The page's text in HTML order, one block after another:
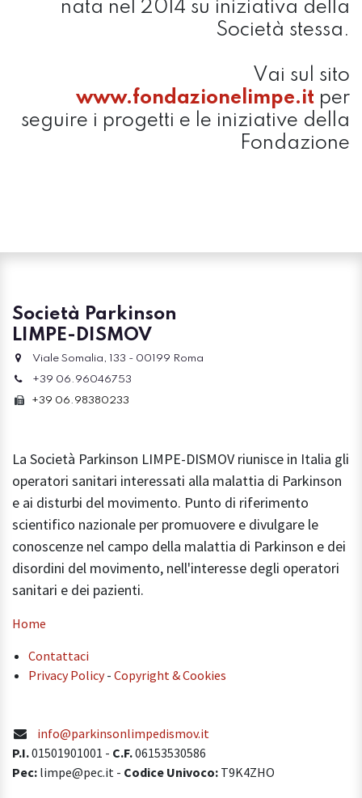
nata nel 2014 su iniziativa della
Società stessa.
Vai sul sito
www.fondazionelimpe.it per
seguire i progetti e le iniziative della
Fondazione
Società Parkinson
LIMPE-DISMOV
Viale Somalia, 133 - 00199 Roma
+39 06.96046753
+39 06.98380233
La Società Parkinson LIMPE-DISMOV riunisce in Italia gli
operatori sanitari interessati alla malattia di Parkinson
e ai disturbi del movimento. Punto di riferimento
scientifico nazionale per promuovere e divulgare le
conoscenze nel campo della malattia di Parkinson e dei
disordini del movimento, nell'interesse degli operatori
sanitari e dei pazienti.
Home
Contattaci
Privacy Policy- Copyright & Cookies
info@parkinsonlimpedismov.it
P.I.01501901001 - C.F.06153530586
Pec: limpe@pec.it - Codice Univoco: T9K4ZHO